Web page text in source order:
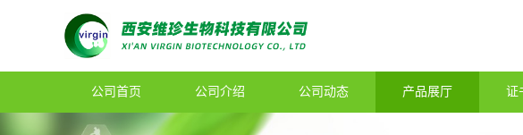
公司首页 公司介绍 公司动态 产品展厅 证